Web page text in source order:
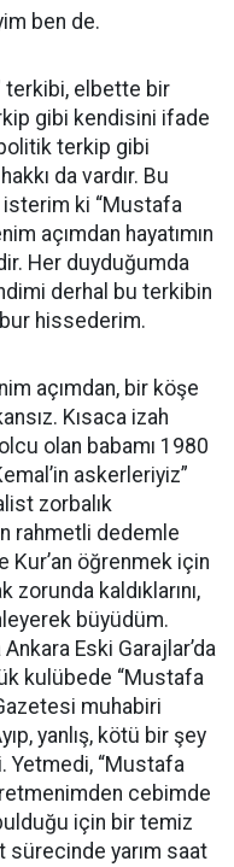
ben de.
terkibi, elbette bir
gibi kendisini ifade
terkip gibi
da vardır. Bu
isterim ki “Mustafa
açımdan hayatımın
Her duyduğumda
derhal bu terkibin
hissederim.
açımdan, bir köşe
Kısaca izah
olan babamı 1980
askerleriyiz”
zorbalık
rahmetli dedemle
Kur’an öğrenmek için
kaldıklarını,
büyüdüm.
Ankara Eski Garajlar’da
kulübede “Mustafa
muhabiri
yanlış, kötü bir şey
Yetmedi, “Mustafa
cebimde
için bir temiz
sürecinde yarım saat